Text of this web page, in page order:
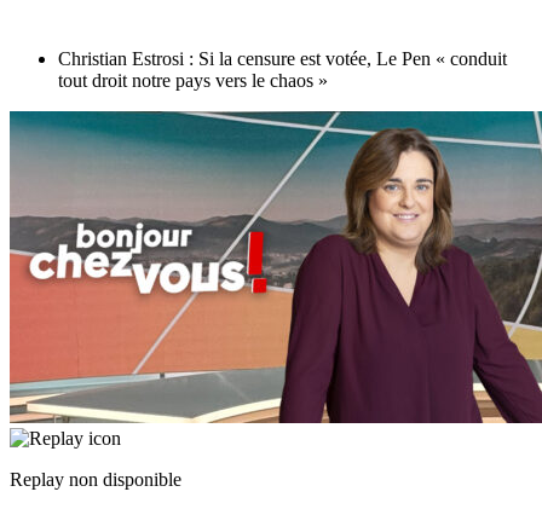
Christian Estrosi : Si la censure est votée, Le Pen « conduit
tout droit notre pays vers le chaos »
Replay non disponible